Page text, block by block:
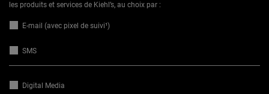
les produits et services de Kiehl’s, au choix par :
E-mail (avec pixel de suivi¹)
SMS
Digital Media